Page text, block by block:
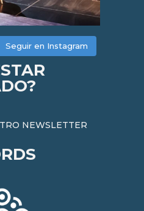
Seguir en Instagram
NEWSLETTER